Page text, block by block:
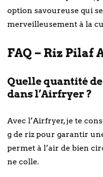
option savoureuse qui
merveilleusement à la
FAQ – Riz Pilaf
Quelle quantité
dans l’Airfryer ?
Avec l’Airfryer, je te
g de riz pour garantir
permet à l’air de bien
ne colle.